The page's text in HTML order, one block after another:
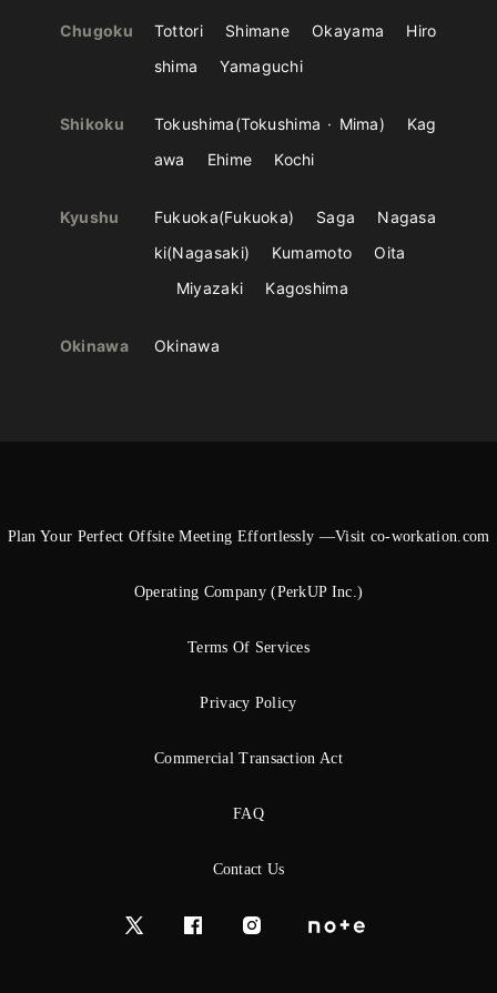
Chugoku Tottori Shimane Okayama
Hiro
shima
Yamaguchi
Shikoku Tokushima Tokushima Mima
Kag
awa
Ehime Kochi
Kyushu Fukuoka Fukuoka Saga
Nagasa
ki Nagasaki Kumamoto
Oita
Miyazaki
Kagoshima
Okinawa Okinawa
Plan Your Perfect Offsite Meeting Effortlessly —Visit co-workation.com
Operating Company (PerkUP Inc.)
Terms Of Services
Privacy Policy
Commercial Transaction Act
FAQ
Contact Us